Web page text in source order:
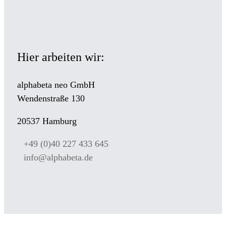
Hier arbeiten wir:
alphabeta neo GmbH
Wendenstraße 130
20537 Hamburg
+49 (0)40 227 433 645
info@alphabeta.de